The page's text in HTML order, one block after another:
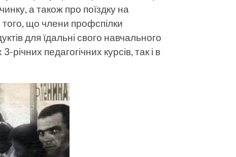
а також про поїздку на
того, що члени профспілки
для їдальні свого навчального
педагогічних курсів, так і в